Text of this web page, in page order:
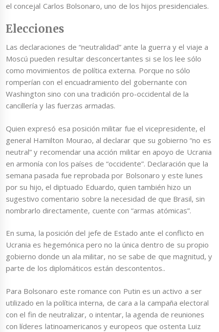
el concejal Carlos Bolsonaro, uno de los hijos presidenciales.
Elecciones
Las declaraciones de “neutralidad” ante la guerra y el viaje a
Moscú pueden resultar desconcertantes si se los lee sólo
como movimientos de política externa. Porque no sólo
romperían con el encuadramiento del gobernante con
Washington sino con una tradición pro-occidental de la
cancillería y las fuerzas armadas.
Quien expresó esa posición militar fue el vicepresidente, el
general Hamilton Mourao, al declarar que su gobierno “no es
neutral” y recomendar una acción militar en apoyo de Ucrania
en armonía con los países de “occidente”. Declaración que la
semana pasada fue reprobada por Bolsonaro y este lunes
por su hijo, el diptuado Eduardo, quien también hizo un
sugestivo comentario sobre la necesidad de que Brasil, sin
nombrarlo directamente, cuente con “armas atómicas”.
En suma, la posición del jefe de Estado ante el conflicto en
Ucrania es hegemónica pero no la única dentro de su propio
gobierno donde un ala militar, no se sabe de que magnitud, y
parte de los diplomáticos están descontentos..
Para Bolsonaro este romance con Putin es un activo a ser
utilizado en la política interna, de cara a la campaña electoral
con el fin de neutralizar, o intentar, la agenda de reuniones
con líderes latinoamericanos y europeos que ostenta Luiz